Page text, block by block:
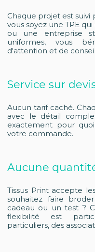
Chaque projet est
vous soyez une TPE
ou une entreprise
uniformes, vous
d'attention et de
Service sur
Aucun tarif caché.
avec le détail
exactement pour
votre commande.
Aucune
Tissus Print accepte
souhaitez faire
cadeau ou un test ?
flexibilité est
particuliers, des